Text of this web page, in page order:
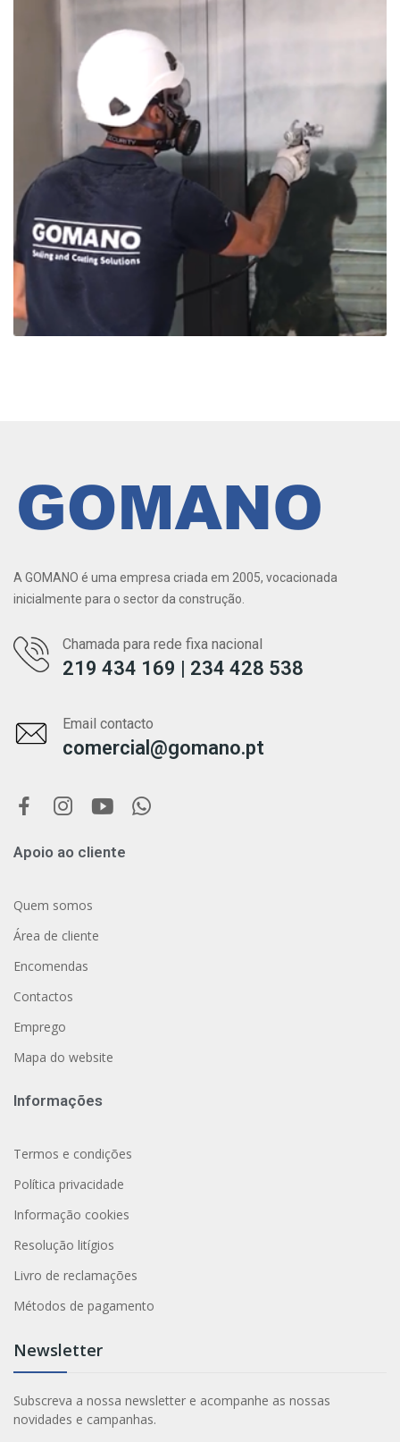
A GOMANO é uma empresa criada em 2005, vocacionada
inicialmente para o sector da construção.
Chamada para rede fixa nacional
219 434 169 | 234 428 538
Email contacto
comercial@gomano.pt
Apoio ao cliente
Quem somos
Área de cliente
Encomendas
Contactos
Emprego
Mapa do website
Informações
Termos e condições
Política privacidade
Informação cookies
Resolução litígios
Livro de reclamações
Métodos de pagamento
Newsletter
Subscreva a nossa newsletter e acompanhe as nossas
novidades e campanhas.